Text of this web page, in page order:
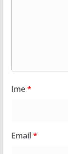
Ime*
Email*